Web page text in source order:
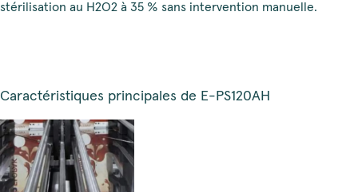
stérilisation au H2O2 à 35 % sans intervention manuelle.
Caractéristiques principales de E-PS120AH